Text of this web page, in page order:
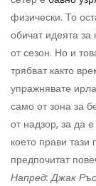
физически. То
обичат идеята за
от сезон. Но и
трябват както
упражнявате
само от зона за
от надзор, за да
което прави
предпочитат
Напред: Джак